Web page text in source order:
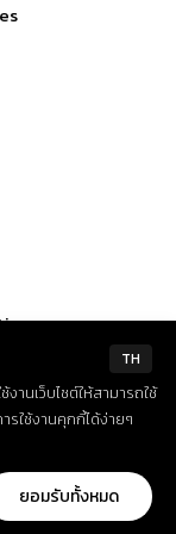
TH
านเว็บไซต์ให้สามารถใช้
ใช้งานคุกกี้ได้ง่ายๆ
ยอมรับทั้งหมด